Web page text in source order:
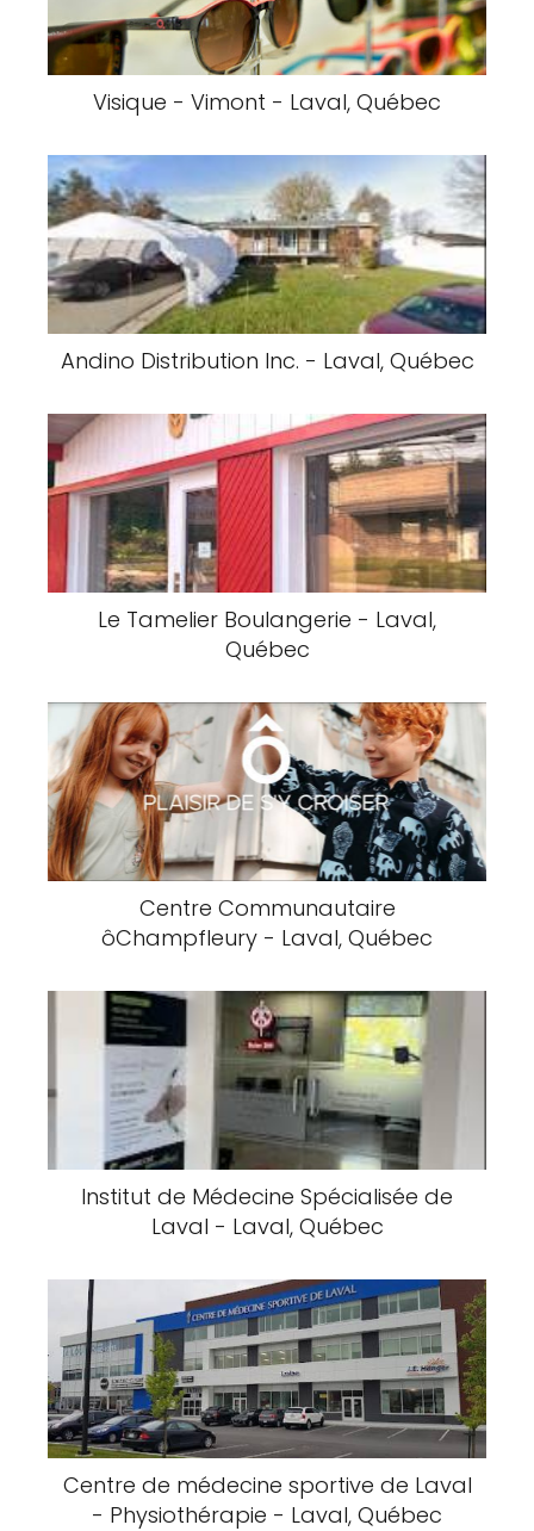
Visique - Vimont - Laval, Québec
Andino Distribution Inc. - Laval, Québec
Le Tamelier Boulangerie - Laval,
Québec
Centre Communautaire
ôChampfleury - Laval, Québec
Institut de Médecine Spécialisée de
Laval - Laval, Québec
Centre de médecine sportive de Laval
- Physiothérapie - Laval, Québec